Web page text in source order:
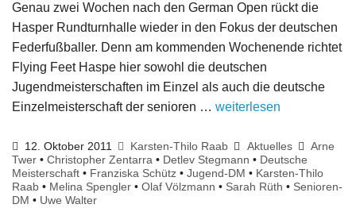
Genau zwei Wochen nach den German Open rückt die
Hasper Rundturnhalle wieder in den Fokus der deutschen
Federfußballer. Denn am kommenden Wochenende richtet
Flying Feet Haspe hier sowohl die deutschen
Jugendmeisterschaften im Einzel als auch die deutsche
Einzelmeisterschaft der senioren … weiterlesen
12. Oktober 2011 Karsten-Thilo Raab Aktuelles
Arne
Twer • Christopher Zentarra • Detlev Stegmann • Deutsche
Meisterschaft • Franziska Schütz • Jugend-DM • Karsten-Thilo
Raab • Melina Spengler • Olaf Völzmann • Sarah Rüth • Senioren-
DM • Uwe Walter